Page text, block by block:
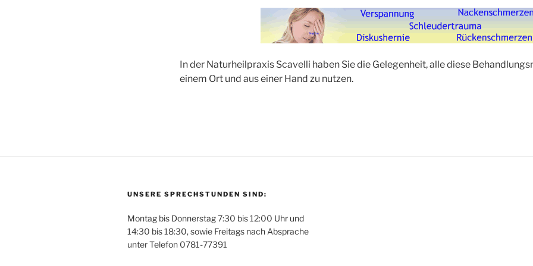
In der Naturheilpraxis Scavelli haben Sie die Gelegenheit, alle diese
einem Ort und aus einer Hand zu nutzen.
UNSERE SPRECHSTUNDEN SIND:
Montag bis Donnerstag 7:30 bis 12:00 Uhr und
14:30 bis 18:30, sowie Freitags nach Absprache
unter Telefon 0781-77391